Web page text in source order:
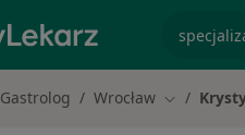
Gastrolog Wrocław Zmień